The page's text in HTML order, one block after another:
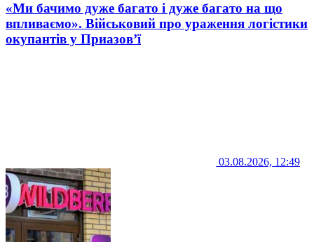
«Ми бачимо дуже багато і дуже багато на що
впливаємо». Військовий про ураження логістики
окупантів у Приазов’ї
03.08.2026, 12:49